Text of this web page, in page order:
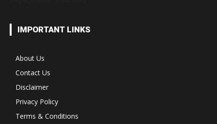
IMPORTANT LINKS
About Us
Contact Us
Disclaimer
Privacy Policy
Terms & Conditions